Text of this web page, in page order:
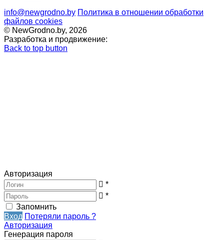
info@newgrodno.by Политика в отношении обработки
файлов cookies
© NewGrodno.by, 2026
Разработка и продвижение:
Back to top button
Авторизация
*
*
Запомнить
Вход Потеряли пароль ?
Авторизация
Генерация пароля